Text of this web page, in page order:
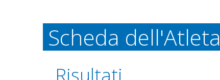
Scheda dell'Atleta
Risultati